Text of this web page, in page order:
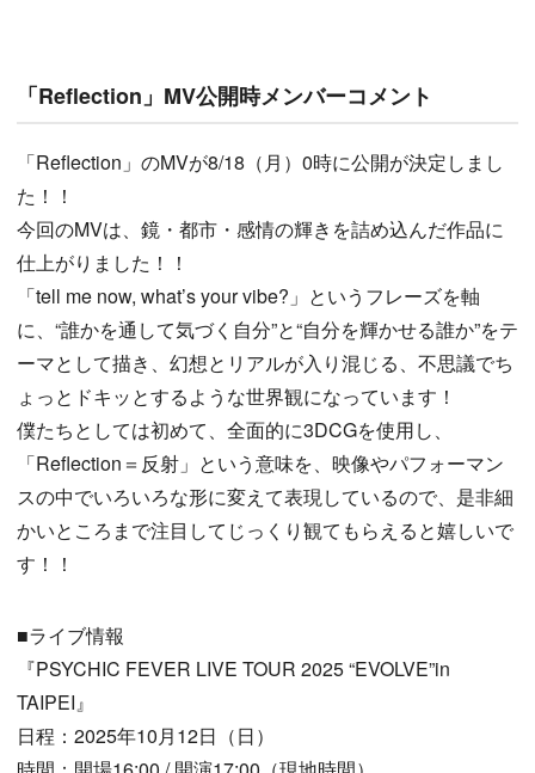
「Reflection」MV公開時メンバーコメント
「Reflection」のMVが8/18（月）0時に公開が決定しまし
た！！
今回のMVは、鏡・都市・感情の輝きを詰め込んだ作品に
仕上がりました！！
「tell me now, what’s your vibe?」というフレーズを軸
に、“誰かを通して気づく自分”と“自分を輝かせる誰か”をテ
ーマとして描き、幻想とリアルが入り混じる、不思議でち
ょっとドキッとするような世界観になっています！
僕たちとしては初めて、全面的に3DCGを使用し、
「Reflection＝反射」という意味を、映像やパフォーマン
スの中でいろいろな形に変えて表現しているので、是非細
かいところまで注目してじっくり観てもらえると嬉しいで
す！！
■ライブ情報
『PSYCHIC FEVER LIVE TOUR 2025 “EVOLVE”in
TAIPEI』
日程：2025年10月12日（日）